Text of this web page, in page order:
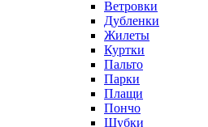
Ветровки
Дубленки
Жилеты
Куртки
Пальто
Парки
Плащи
Пончо
Шубки